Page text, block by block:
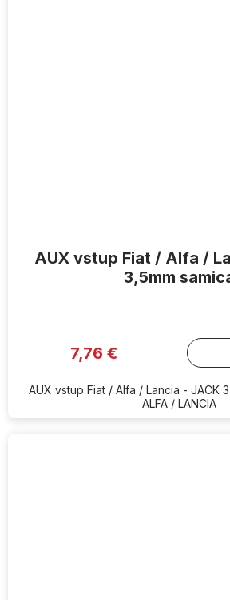
AUX vstup Fiat / Alfa /
3,5mm
7,76 €
AUX vstup Fiat / Alfa / Lancia - JACK
ALFA / LANCIA